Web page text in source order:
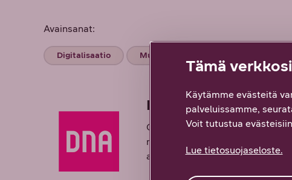
Avainsanat:
Digitalisaatio Muuttuva työ
DNA Yrityksille
Olemme uuden työn
monimutkaisuuden ja haluaa
asiakkaillemme ensiluokkaisia
Tämä
Käytämme evästeitä
palveluissamme,
Voit tutustua
Lue tietosuojaseloste.